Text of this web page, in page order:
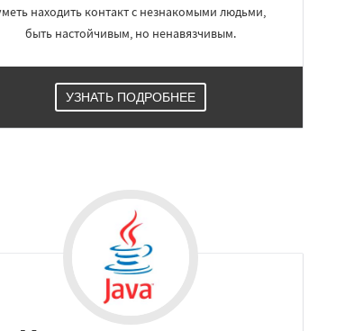
находить контакт с незнакомыми людьми,
быть настойчивым, но ненавязчивым.
УЗНАТЬ ПОДРОБНЕЕ